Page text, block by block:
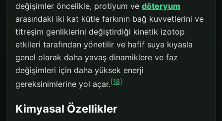
değişimler öncelikle, protiyum ve döteryum
arasındaki iki kat kütle farkının bağ kuvvetlerini ve
titreşim genliklerini değiştirdiği kinetik izotop
etkileri tarafından yönetilir ve hafif suya kıyasla
genel olarak daha yavaş dinamiklere ve faz
değişimleri için daha yüksek enerji
gereksinimlerine yol açar.[18]
Kimyasal Özellikler